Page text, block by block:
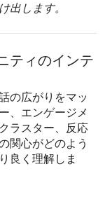
出します。
ティのインテ
の広がりをマッ
、エンゲージメ
ラスター、反応
関心がどのよう
良く理解しま